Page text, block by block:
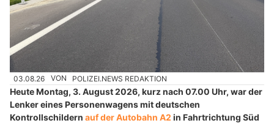
03.08.26 VON POLIZEI.NEWS REDAKTION
Heute Montag, 3. August 2026, kurz nach 07.00 Uhr, war der
Lenker eines Personenwagens mit deutschen
Kontrollschildern auf der Autobahn A2 in Fahrtrichtung Süd